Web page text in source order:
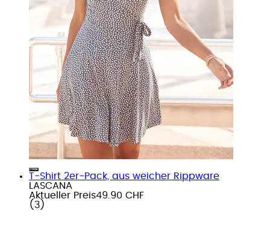
T-Shirt 2er-Pack, aus weicher Rippware
LASCANA
Aktueller Preis49.90 CHF
( 3 )